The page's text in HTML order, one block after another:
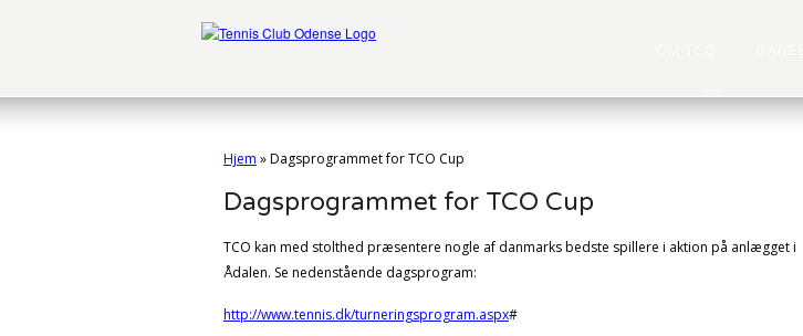
Hjem »Dagsprogrammet for TCO Cup
Dagsprogrammet for TCO Cup
TCO kan med stolthed præsentere nogle af danmarks bedste spillere i aktion på anlægget i
Ådalen. Se nedenstående dagsprogram:
http://www.tennis.dk/turneringsprogram.aspx#